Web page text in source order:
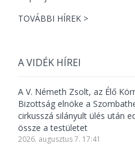
TOVÁBBI HÍREK >
A VIDÉK HÍREI
A V. Németh Zsolt, az Élő
Bizottság elnöke a
cirkusszá silányult ülés után
össze a testületet
2026. augusztus 7. 17:41